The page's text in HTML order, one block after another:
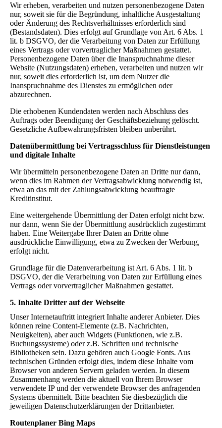
Wir erheben, verarbeiten und nutzen personenbezogene Daten
nur, soweit sie für die Begründung, inhaltliche Ausgestaltung
oder Änderung des Rechtsverhältnisses erforderlich sind
(Bestandsdaten). Dies erfolgt auf Grundlage von Art. 6 Abs. 1
lit. b DSGVO, der die Verarbeitung von Daten zur Erfüllung
eines Vertrags oder vorvertraglicher Maßnahmen gestattet.
Personenbezogene Daten über die Inanspruchnahme dieser
Website (Nutzungsdaten) erheben, verarbeiten und nutzen wir
nur, soweit dies erforderlich ist, um dem Nutzer die
Inanspruchnahme des Dienstes zu ermöglichen oder
abzurechnen.
Die erhobenen Kundendaten werden nach Abschluss des
Auftrags oder Beendigung der Geschäftsbeziehung gelöscht.
Gesetzliche Aufbewahrungsfristen bleiben unberührt.
Datenübermittlung bei Vertragsschluss für Dienstleistungen
und digitale Inhalte
Wir übermitteln personenbezogene Daten an Dritte nur dann,
wenn dies im Rahmen der Vertragsabwicklung notwendig ist,
etwa an das mit der Zahlungsabwicklung beauftragte
Kreditinstitut.
Eine weitergehende Übermittlung der Daten erfolgt nicht bzw.
nur dann, wenn Sie der Übermittlung ausdrücklich zugestimmt
haben. Eine Weitergabe Ihrer Daten an Dritte ohne
ausdrückliche Einwilligung, etwa zu Zwecken der Werbung,
erfolgt nicht.
Grundlage für die Datenverarbeitung ist Art. 6 Abs. 1 lit. b
DSGVO, der die Verarbeitung von Daten zur Erfüllung eines
Vertrags oder vorvertraglicher Maßnahmen gestattet.
5. Inhalte Dritter auf der Webseite
Unser Internetauftritt integriert Inhalte anderer Anbieter. Dies
können reine Content-Elemente (z.B. Nachrichten,
Neuigkeiten), aber auch Widgets (Funktionen, wie z.B.
Buchungssysteme) oder z.B. Schriften und technische
Bibliotheken sein. Dazu gehören auch Google Fonts. Aus
technischen Gründen erfolgt dies, indem diese Inhalte vom
Browser von anderen Servern geladen werden. In diesem
Zusammenhang werden die aktuell von Ihrem Browser
verwendete IP und der verwendete Browser des anfragenden
Systems übermittelt. Bitte beachten Sie diesbezüglich die
jeweiligen Datenschutzerklärungen der Drittanbieter.
Routenplaner Bing Maps